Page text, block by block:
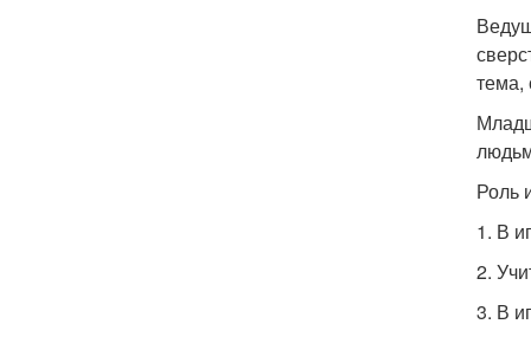
тема,
Роль
1. В
2.
3. В